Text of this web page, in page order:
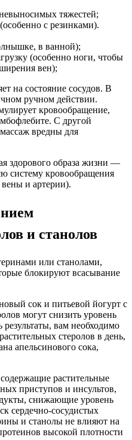
тяжестей;
с резинками).
в ванной);
(особенно ноги, чтобы
вен);
на состояние сосудов. В
ручном действии.
кровообращение,
С другой
вредны для
здорового образа жизни —
систему кровообращения
и артерии).
и станолов
или станолами,
блокируют всасывание
сок и питьевой йогурт с
могут снизить уровень
вам необходимо
стеролов в день,
апельсинового сока,
растительные
приступов и инсультов,
снижающие уровень
сердечно-сосудистых
и станолы не влияют на
высокой плотности